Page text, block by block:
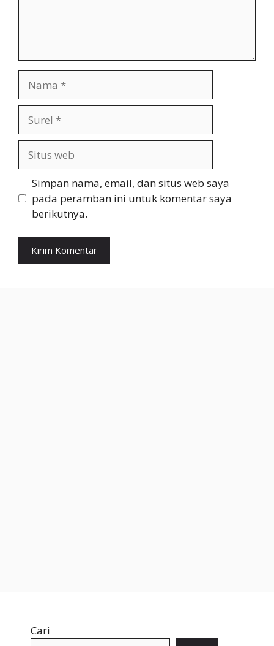
web
Simpan nama, email, dan situs web saya
pada peramban ini untuk komentar saya
berikutnya.
Cari